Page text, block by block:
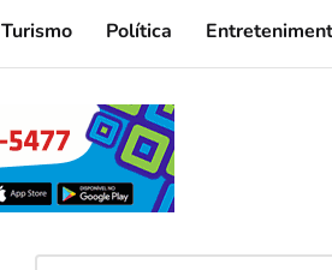
Turismo Política